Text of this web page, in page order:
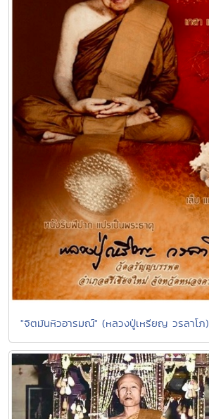
"จิตมันหิวอารมณ์" (หลวงปู่เหรียญ วรลาโภ)